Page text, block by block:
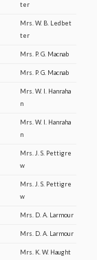
ter
Mrs. W. B. Ledbet
ter
Mrs. P. G. Macnab
Mrs. P. G. Macnab
Mrs. W. I. Hanraha
n
Mrs. W. I. Hanraha
n
Mrs. J. S. Pettigre
w
Mrs. J. S. Pettigre
w
Mrs. D. A. Larmour
Mrs. D. A. Larmour
Mrs. K. W. Haught